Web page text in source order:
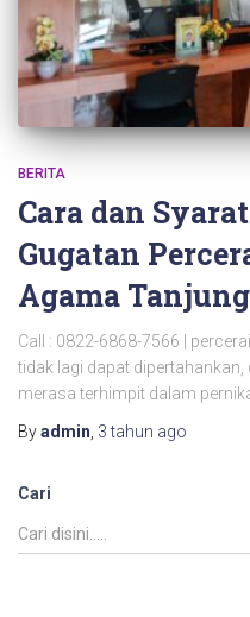
BERITA
Cara dan
Gugatan
Agama
Call : 0822-6868-7566 |
tidak lagi dapat
merasa terhimpit dalam
Byadmin 3 tahun ago
Cari